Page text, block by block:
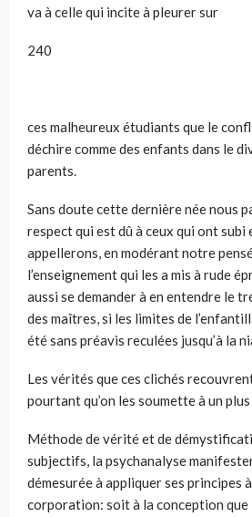
va à celle qui incite à pleurer sur
240
ces malheureux étudiants que le
déchire comme des enfants dans le
parents.
Sans doute cette dernière née nous
respect qui est dû à ceux qui ont subi
appellerons, en modérant notre
l’enseignement qui les a mis à rude
aussi se demander à en entendre le
des maîtres, si les limites de
été sans préavis reculées jusqu’à la
Les vérités que ces clichés
pourtant qu’on les soumette à un
Méthode de vérité et de
subjectifs, la psychanalyse
démesurée à appliquer ses principes
corporation: soit à la conception que